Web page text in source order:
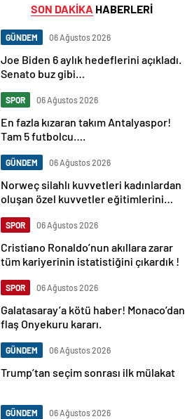
SON DAKİKA HABERLERİ
GÜNDEM 06 Ağustos 2026
Joe Biden 6 aylık hedeflerini açıkladı.
Senato buz gibi…
SPOR 06 Ağustos 2026
En fazla kızaran takım Antalyaspor!
Tam 5 futbolcu….
GÜNDEM 06 Ağustos 2026
Norweç silahlı kuvvetleri kadınlardan
oluşan özel kuvvetler eğitimlerini
SPOR 06 Ağustos 2026
Cristiano Ronaldo’nun akıllara zarar
tüm kariyerinin istatistiğini çıkardık !
SPOR 06 Ağustos 2026
Galatasaray’a kötü haber! Monaco’dan
flaş Onyekuru kararı.
GÜNDEM 06 Ağustos 2026
Trump’tan seçim sonrası ilk mülakat
GÜNDEM 06 Ağustos 2026